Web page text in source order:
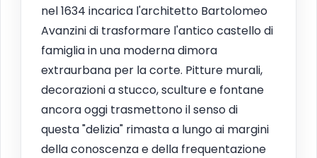
nel 1634 incarica l'architetto Bartolomeo
Avanzini di trasformare l'antico castello di
famiglia in una moderna dimora
extraurbana per la corte. Pitture murali,
decorazioni a stucco, sculture e fontane
ancora oggi trasmettono il senso di
questa "delizia" rimasta a lungo ai margini
della conoscenza e della frequentazione